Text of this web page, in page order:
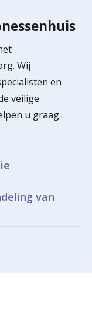
Wij
en
veilige
u graag.
van